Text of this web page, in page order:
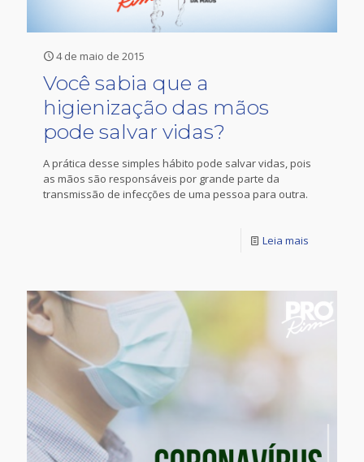
4 de maio de 2015
Você sabia que a
higienização das mãos
pode salvar vidas?
A prática desse simples hábito pode salvar vidas, pois
as mãos são responsáveis por grande parte da
transmissão de infecções de uma pessoa para outra.
Leia mais